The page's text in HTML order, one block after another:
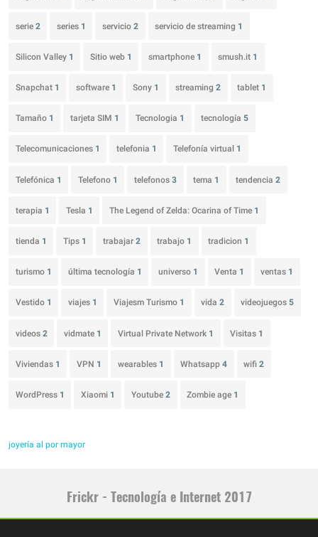
serie 2 series 1 servicio 2 servicio de streaming 1
Silicon Valley 1 Sitio web 1 smartphone 1 smush.it 1
Snapchat 1 software 1 Sony 1 streaming2 tablet 1
Tamaño 1 tarjeta SIM 1 Tecnologia 1 tecnología 5
Telecomunicaciones 1 telefonia 1 Telefonía virtual 1
Telefónica 1 Telefono 1 telefonos 3 tema 1 tendencia2
terapia 1 Tesla 1 The Legend of Zelda: Ocarina of Time 1
tienda 1 Tips 1 trabajar 2 trabajo 1 tradicion 1
turismo 1 última tecnología 1 universo 1 Venta 1 ventas 1
Vestido 1 viajes 1 Viajesm Turismo 1 vida2 videojuegos 5
videos 2 vidmate 1 Virtual Private Network 1 Visitas 1
Viviendas 1 VPN 1 wearables 1 Whatsapp4 wifi2
WordPress 1 Xiaomi 1 Youtube 2 Zombie age 1
joyería al por mayor
Frickr - Tecnología e Internet 2017